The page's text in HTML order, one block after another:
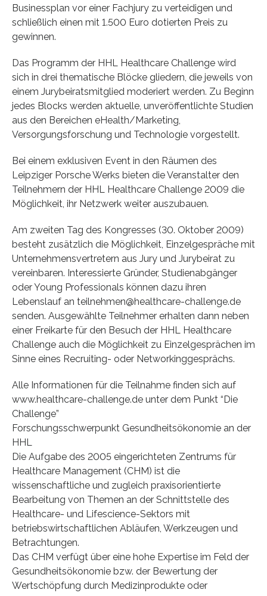
Businessplan vor einer Fachjury zu verteidigen und
schließlich einen mit 1.500 Euro dotierten Preis zu
gewinnen.
Das Programm der HHL Healthcare Challenge wird
sich in drei thematische Blöcke gliedern, die jeweils von
einem Jurybeiratsmitglied moderiert werden. Zu Beginn
jedes Blocks werden aktuelle, unveröffentlichte Studien
aus den Bereichen eHealth/Marketing,
Versorgungsforschung und Technologie vorgestellt.
Bei einem exklusiven Event in den Räumen des
Leipziger Porsche Werks bieten die Veranstalter den
Teilnehmern der HHL Healthcare Challenge 2009 die
Möglichkeit, ihr Netzwerk weiter auszubauen.
Am zweiten Tag des Kongresses (30. Oktober 2009)
besteht zusätzlich die Möglichkeit, Einzelgespräche mit
Unternehmensvertretern aus Jury und Jurybeirat zu
vereinbaren. Interessierte Gründer, Studienabgänger
oder Young Professionals können dazu ihren
Lebenslauf an teilnehmen@healthcare-challenge.de
senden. Ausgewählte Teilnehmer erhalten dann neben
einer Freikarte für den Besuch der HHL Healthcare
Challenge auch die Möglichkeit zu Einzelgesprächen im
Sinne eines Recruiting- oder Networkinggesprächs.
Alle Informationen für die Teilnahme finden sich auf
www.healthcare-challenge.de unter dem Punkt “Die
Challenge”
Forschungsschwerpunkt Gesundheitsökonomie an der
HHL
Die Aufgabe des 2005 eingerichteten Zentrums für
Healthcare Management (CHM) ist die
wissenschaftliche und zugleich praxisorientierte
Bearbeitung von Themen an der Schnittstelle des
Healthcare- und Lifescience-Sektors mit
betriebswirtschaftlichen Abläufen, Werkzeugen und
Betrachtungen.
Das CHM verfügt über eine hohe Expertise im Feld der
Gesundheitsökonomie bzw. der Bewertung der
Wertschöpfung durch Medizinprodukte oder